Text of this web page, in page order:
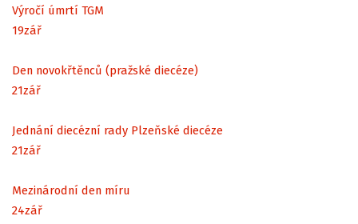
Výročí úmrtí TGM
19zář
Den novokřtěnců (pražské diecéze)
21zář
Jednání diecézní rady Plzeňské diecéze
21zář
Mezinárodní den míru
24zář